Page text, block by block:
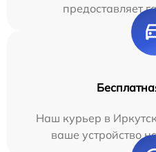
предоставляет
Наш курьер в
ваше устройство